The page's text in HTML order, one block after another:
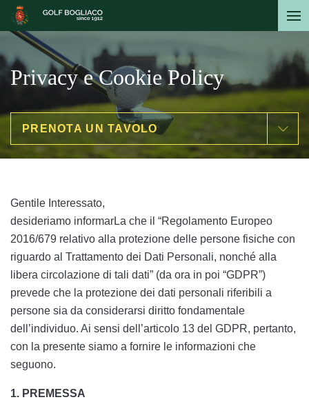
Salta
contenuto
principale
Privacy e Cookie Policy
PRENOTA UN TAVOLO
Gentile Interessato,
desideriamo informarLa che il “Regolamento Europeo
2016/679 relativo alla protezione delle persone fisiche con
riguardo al Trattamento dei Dati Personali, nonché alla
libera circolazione di tali dati” (da ora in poi “GDPR”)
prevede che la protezione dei dati personali riferibili a
persone sia da considerarsi diritto fondamentale
dell’individuo. Ai sensi dell’articolo 13 del GDPR, pertanto,
con la presente siamo a fornire le informazioni che
seguono.
1. PREMESSA